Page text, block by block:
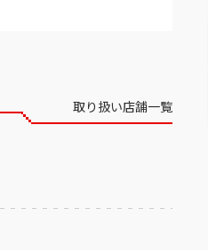
取り扱い店舗一覧